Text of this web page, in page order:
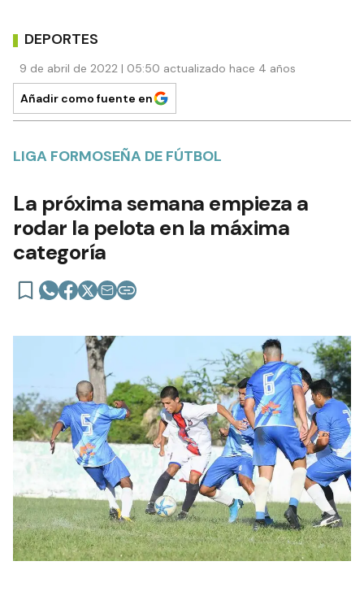
DEPORTES
9 de abril de 2022 | 05:50 actualizado hace 4 años
Añadir como fuente en
LIGA FORMOSEÑA DE FÚTBOL
La próxima semana empieza a
rodar la pelota en la máxima
categoría